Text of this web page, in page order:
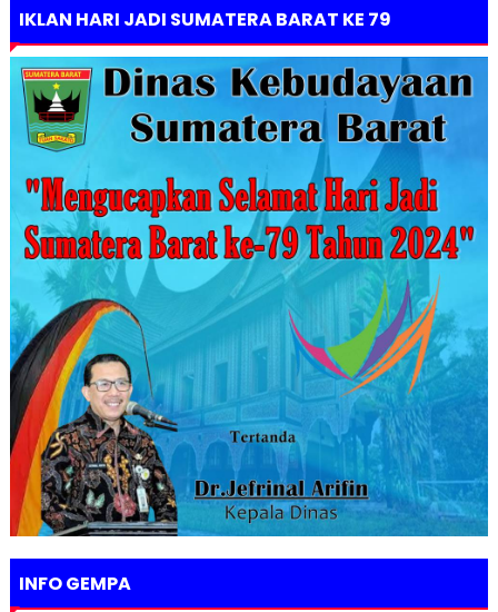
IKLAN HARI JADI SUMATERA BARAT KE 79
INFO GEMPA